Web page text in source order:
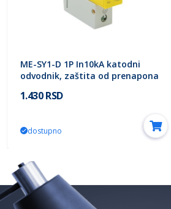
ME-SY1-D 1P In10kA katodni
odvodnik, zaštita od prenapona
1.430 RSD
dostupno